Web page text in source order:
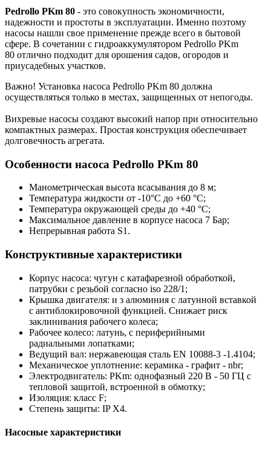
Pedrollo PKm 80 - это совокупность экономичности,
надежности и простоты в эксплуатации. Именно поэтому
насосы нашли свое применение прежде всего в бытовой
сфере. В сочетании с гидроаккумулятором Pedrollo PKm
80 отлично подходит для орошения садов, огородов и
приусадебных участков.
Важно! Установка насоса Pedrollo PKm 80 должна
осуществляться только в местах, защищенных от непогоды.
Вихревые насосы создают высокий напор при относительно
компактных размерах. Простая конструкция обеспечивает
долговечность агрегата.
Особенности насоса Pedrollo PKm 80
Манометрическая высота всасывания до 8 м;
Температура жидкости от -10°C до +60 °C;
Температура окружающей среды до +40 °C;
Максимальное давление в корпусе насоса 7 Бар;
Непрерывная работа S1.
Конструктивные характеристики
Корпус насоса: чугун с катафарезной обработкой,
патрубки с резьбой согласно iso 228/1;
Крышка двигателя: и з алюминия с латунной вставкой
с антиблокировочной функцией. Снижает риск
заклинивания рабочего колеса;
Рабочее колесо: латунь, с периферийными
радиальными лопатками;
Ведущий вал: нержавеющая сталь EN 10088-3 -1.4104;
Механическое уплотнение: керамика - графит - nbr;
Электродвигатель: PKm: однофазный 220 В - 50 ГЦ с
тепловой защитой, встроенной в обмотку;
Изоляция: класс F;
Степень защиты: IP X4.
Насосные характеристики